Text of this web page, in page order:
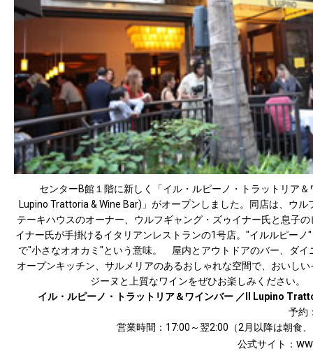
センターB館１階に新しく「イル・ルピーノ・トラットリア＆
Lupino Trattoria & Wine Bar)」がオープンしました。同店は、ウル
テーキハウスのオーナー、ウルフギャング・ズゥイナー氏と息子
イナー氏が手掛けるイタリアンレストランの1号店。"イルルピーノ
で"小さなオオカミ"という意味。 屋内とアウトドアのバー、ダイ
オープンキッチン、サルメリアのあるおしゃれな空間で、おいし
ジーヌと上質なワインをぜひお楽しみください。
イル・ルピーノ・トラットリア＆ワインバー ／Il Lupino
予約
営業時間：17:00～翌2:00（2月以降は朝食
公式サイト：